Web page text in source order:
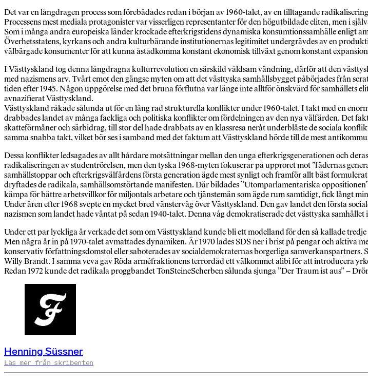
Det var en långdragen process som förebådades redan i början av 1960-talet, av en tilltagande
Processens mest mediala protagonister var visserligen representanter för den högutbildade eliten, men i
Som i många andra europeiska länder krockade efterkrigstidens dynamiska konsumtionssamhälle enligt
Överhetsstatens, kyrkans och andra kulturbärande institutionernas legitimitet undergrävdes av en
välbärgade konsumenter för att kunna åstadkomma konstant ekonomisk tillväxt genom konstant
I Västtyskland tog denna långdragna kulturrevolution en särskild våldsam vändning, därför att den
med nazismens arv. Tvärt emot den gängse myten om att det västtyska samhällsbygget påbörjades från
tiden efter 1945. Någon uppgörelse med det bruna förflutna var länge inte alltför önskvärd för samhällets
avnazifierat Västtyskland.
Västtyskland råkade sålunda ut för en lång rad strukturella konflikter under 1960-talet. I takt med en
drabbades landet av många fackliga och politiska konflikter om fördelningen av den nya välfärden. Det
skatteförmåner och särbidrag, till stor del hade drabbats av en klassresa neråt underblåste de sociala
samma snabba takt, vilket bör ses i samband med det faktum att Västtyskland hörde till de mest
Dessa konflikter ledsagades av allt hårdare motsättningar mellan den unga efterkrigsgenerationen och
radikaliseringen av studentrörelsen, men den tyska 1968-myten fokuserar på upproret mot ”fädernas
samhällstoppar och efterkrigsvälfärdens första generation ägde mest synligt och framför allt bäst
dryftades de radikala, samhällsomstörtande manifesten. Där bildades ”Utomparlamentariska
kämpa för bättre arbetsvillkor för miljontals arbetare och tjänstemän som ägde rum samtidigt, fick långt
Under åren efter 1968 svepte en mycket bred vänstervåg över Västtyskland. Den gav landet den första
nazismen som landet hade väntat på sedan 1940-talet. Denna våg demokratiserade det västtyska samhället
Under ett par lyckliga år verkade det som om Västtyskland kunde bli ett modelland för den så kallade
Men några år in på 1970-talet avmattades dynamiken. År 1970 lades SDS ner i brist på pengar och
konservativ författningsdomstol eller saboterades av socialdemokraternas borgerliga
Willy Brandt. I samma veva gav Röda arméfraktionens terrordåd ett välkommet alibi för att introducera
Redan 1972 kunde det radikala proggbandet TonSteineScherben sålunda sjunga ”Der Traum ist aus” –
Henning Süssner
Läs mer från skribenten